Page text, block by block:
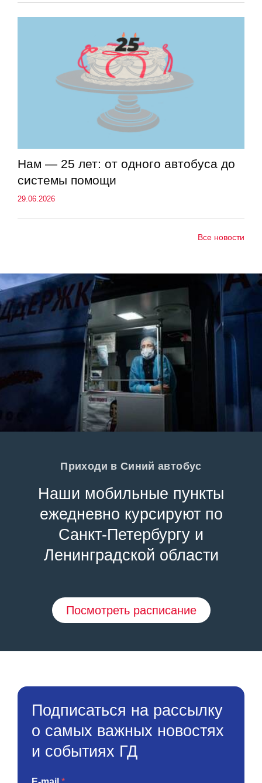
Нам — 25 лет: от одного автобуса до
системы помощи
29.06.2026
Все новости
Приходи в Синий автобус
Наши мобильные пункты
ежедневно курсируют по
Санкт-Петербургу и
Ленинградской области
Посмотреть расписание
Подписаться на рассылку
о самых важных новостях
и событиях ГД